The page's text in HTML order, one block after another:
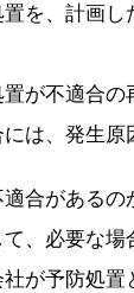
置を、計画
が不適合
は、発生
適合がある
、必要な場
社が予防処